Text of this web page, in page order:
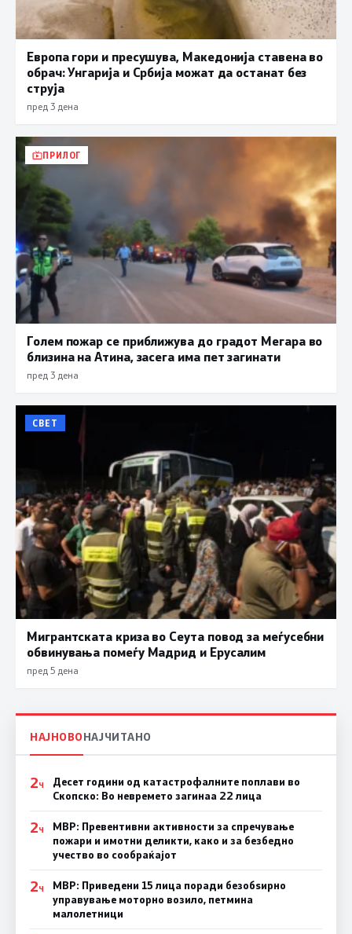
Европа гори и пресушува, Македонија ставена во
обрач: Унгарија и Србија можат да останат без
струја
пред 3 дена
ПРИЛОГ
Голем пожар се приближува до градот Мегара во
близина на Атина, засега има пет загинати
пред 3 дена
СВЕТ
Мигрантската криза во Сеута повод за меѓусебни
обвинувања помеѓу Мадрид и Ерусалим
пред 5 дена
НАЈНОВОНАЈЧИТАНО
2Ч
Десет години од катастрофалните поплави во
Скопско: Во невремето загинаа 22 лица
2Ч
МВР: Превентивни активности за спречување
пожари и имотни деликти, како и за безбедно
учество во сообраќајот
2Ч
МВР: Приведени 15 лица поради безобѕирно
управување моторно возило, петмина
малолетници